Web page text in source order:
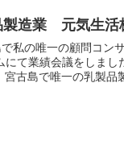
製造業 元気生活
私の唯一の顧問コン
た。 元気生活株式会社は、旧宮古ゲ
古島で唯一の乳製品